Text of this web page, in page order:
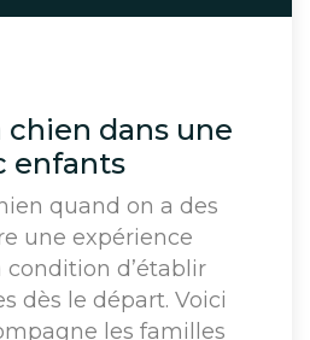
chien dans une
enfants
quand on a des
une expérience
d’établir
dès le départ. Voici
les familles